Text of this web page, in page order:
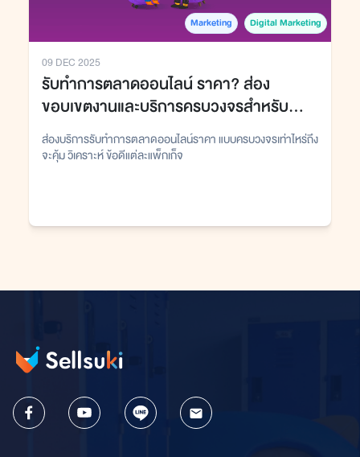
Marketing Digital Marketing
09 DEC 2025
รับทำการตลาดออนไลน์ ราคา? ส่อง
ขอบเขตงานและบริการครบวงจรสำหรับ
ธุรกิจ
ส่องบริการรับทำการตลาดออนไลน์ราคา แบบครบวงจรเท่าไหร่ถึง
จะคุ้ม วิเคราะห์ ข้อดีแต่ละแพ็กเก็จ